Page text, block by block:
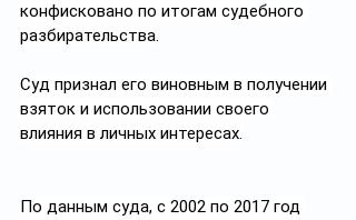
конфисковано по итогам судебного
разбирательства.
Суд признал его виновным в получении
взяток и использовании своего
влияния в личных интересах.
По данным суда, с 2002 по 2017 год